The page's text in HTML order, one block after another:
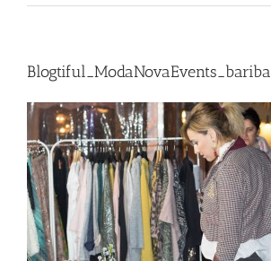
Blogtiful_ModaNovaEvents_bariba